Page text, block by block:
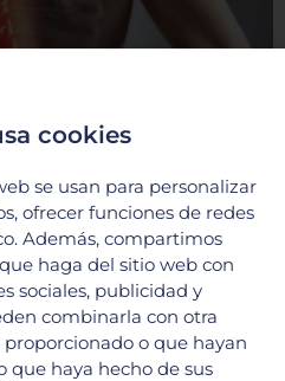
médica y la tecnología
soluciones integrales en
complejas. Hoy
cookies
se usan para personalizar
ofrecer funciones de redes
Además, compartimos
haga del sitio web con
sociales, publicidad y
combinarla con otra
o que hayan
que haya hecho de sus